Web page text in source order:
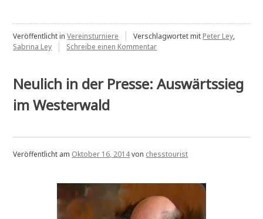
Veröffentlicht inVereinsturniere Verschlagwortet mit Peter Ley,
Sabrina Ley
Schreibe einen Kommentarzu
Neulich in der Presse: Auswärtssieg
im Westerwald
Veröffentlicht am Oktober 16, 2014von chesstourist